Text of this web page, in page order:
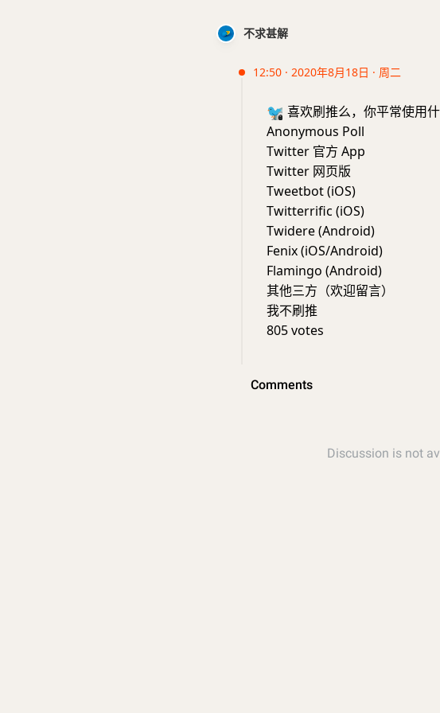
不求甚解
12:50 · 2020年8月18日 · 周二
🐦 喜欢刷推么，你平常使用
Anonymous Poll
Twitter 官方 App
Twitter 网页版
Tweetbot (iOS)
Twitterrific (iOS)
Twidere (Android)
Fenix (iOS/Android)
Flamingo (Android)
其他三方（欢迎留言）
我不刷推
805 votes